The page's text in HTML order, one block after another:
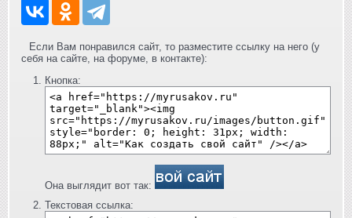
Если Вам понравился сайт, то разместите ссылку на него (у
себя на сайте, на форуме, в контакте):
Кнопка:
Она выглядит вот так:
Текстовая ссылка: